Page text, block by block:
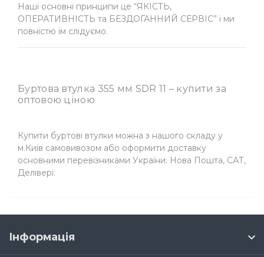
Наші основні принципи це “ЯКІСТЬ,
ОПЕРАТИВНІСТЬ та БЕЗДОГАННИЙ СЕРВІС” і ми
повністю їм слідуємо.
Буртова втулка 355 мм SDR 11 – купити за
оптовою ціною
Купити буртові втулки можна з нашого складу у
м.Київ самовивозом або оформити доставку
основними перевізниками України: Нова Пошта, САТ,
Делівері.
Інформація